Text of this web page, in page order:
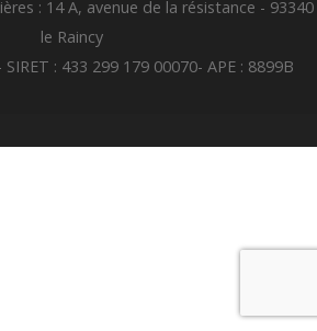
: 14 A, avenue de la résistance - 93340
le Raincy
: 433 299 179 00070- APE : 8899B